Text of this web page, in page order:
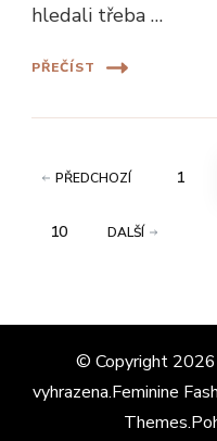
hledali třeba …
PŘEČÍST
Stránkování
PŘEDCHOZÍ 1
STRÁNKA
10 DALŠÍ
© Copyright 2026
vyhrazena.Feminine
Themes